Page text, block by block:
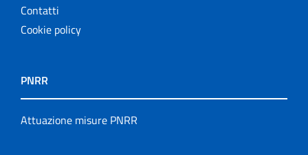
Contatti
Cookie policy
PNRR
Attuazione misure PNRR